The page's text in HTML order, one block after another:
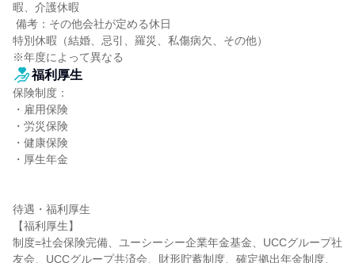
暇、介護休暇
特別休暇（結婚、忌引、羅災、私傷病欠、その他）
※年度によって異なる
福利厚生
保険制度：
・雇用保険
・労災保険
・健康保険
・厚生年金
待遇・福利厚生
【福利厚生】
制度=社会保険完備、ユーシーシー企業年金基金、UCCグループ社
友会、UCCグループ共済会、財形貯蓄制度、確定拠出年金制度、